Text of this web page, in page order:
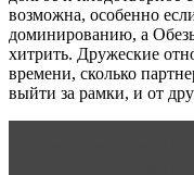
возможна, особенно
доминированию, а
хитрить. Дружеские
времени, сколько
выйти за рамки, и от